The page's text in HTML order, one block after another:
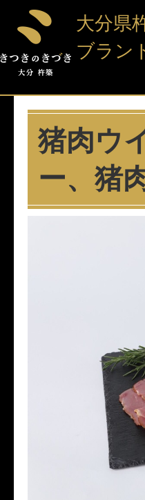
大分県
ブラン
猪肉ウ
ー、猪